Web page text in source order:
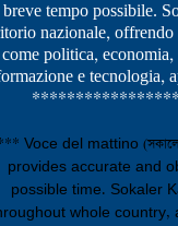
tempo possibile.
nazionale,
come politica,
e tecnologia,
Voce del mattino
provides accurate and
possible time. Sokaler
whole country,